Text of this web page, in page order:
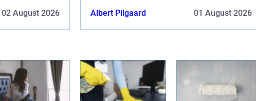
02 August 2026 Albert Pilgaard 01 August 2026